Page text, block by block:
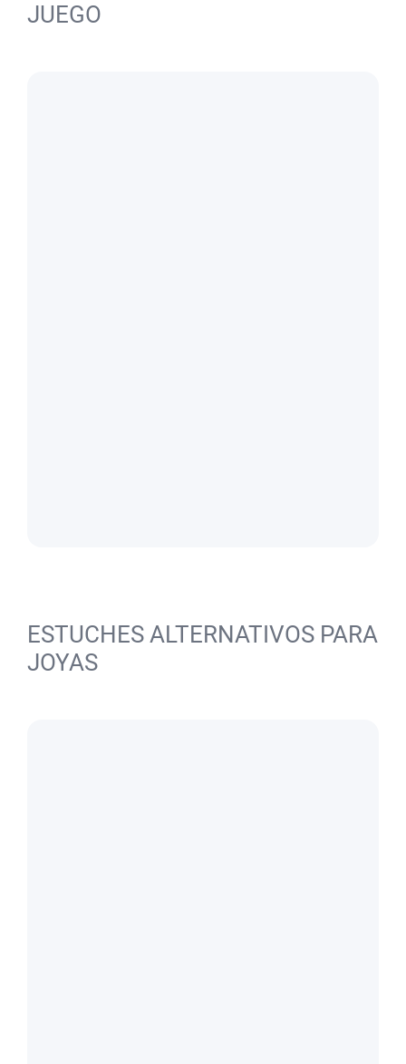
JUEGO
ESTUCHES ALTERNATIVOS PARA
JOYAS